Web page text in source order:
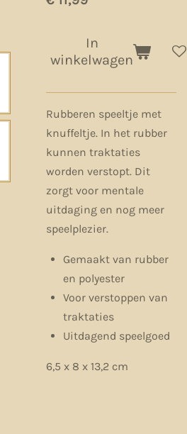
In
winkelwagen
Rubberen speeltje met
knuffeltje. In het rubber
kunnen traktaties
worden verstopt. Dit
zorgt voor mentale
uitdaging en nog meer
speelplezier.
Gemaakt van rubber
en polyester
Voor verstoppen van
traktaties
Uitdagend speelgoed
6,5 x 8 x 13,2 cm